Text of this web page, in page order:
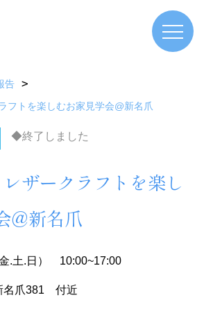
告
フトを楽しむお家見学会@新名爪
◆終了しました
レザークラフトを楽し
@新名爪
.土.日） 10:00~17:00
名爪381 付近